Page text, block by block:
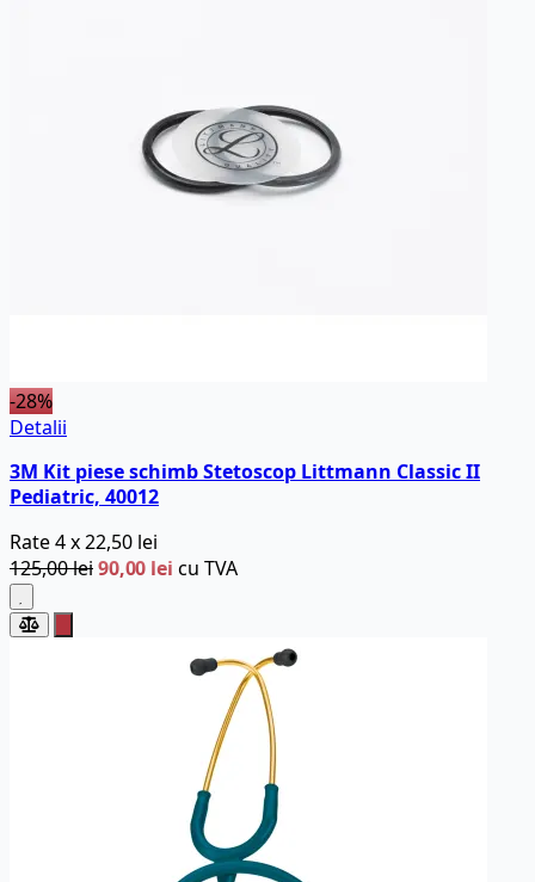
-28%
Detalii
3M Kit piese schimb Stetoscop Littmann Classic II
Pediatric, 40012
Rate4 x22,50 lei
125,00 lei90,00 lei cu TVA